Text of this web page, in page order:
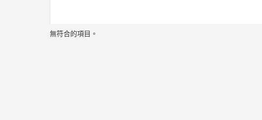
無符合的項目。